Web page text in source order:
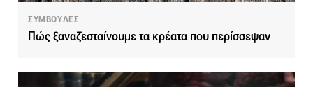
ΣΥΜΒΟΥΛΕΣ
Πώς ξαναζεσταίνουμε τα κρέατα που περίσσεψαν